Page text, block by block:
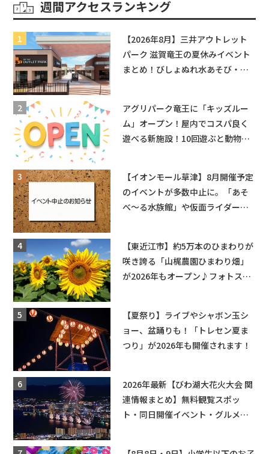
週間アクセスランキング
【2026年8月】三井アウトレット
パーク 滋賀竜王の夏休みイベント
まとめ！びしょぬれ水あそび・激
アグリパーク竜王に「キッズルー
ム」オープン！屋内でコスパ良く
遊べる新施設！10回遊ぶと動物触
【イオンモール草津】8月開催予定
のイベントが多数中止に。「あそ
べ〜る水族館」や仮面ライダーシ
【東近江市】約5万本のひまわりが
咲き誇る「山梶農園ひまわり畑」
が2026年もオープン♪フォトスポ
【夏祭り】ライブやシャボン玉シ
ョー、盆踊りも！「トレセン夏ま
つり」が2026年も開催されます！
2026年最新【びわ湖大花火大会 関
連情報まとめ】無料観覧スポッ
ト・同日開催イベント・グルメマ